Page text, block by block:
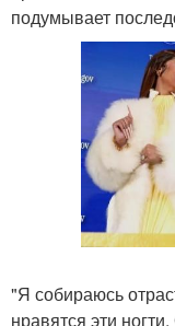
подумывает
"Я собираюсь
нравятся эти